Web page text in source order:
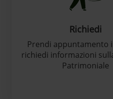
Richiedi
Prendi appuntamento
richiedi informazioni
Patrimoniale